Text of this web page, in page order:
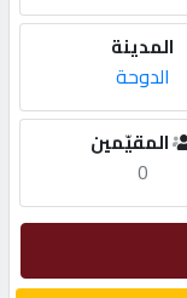
المدينة
الدوحة
المقيّمين
0